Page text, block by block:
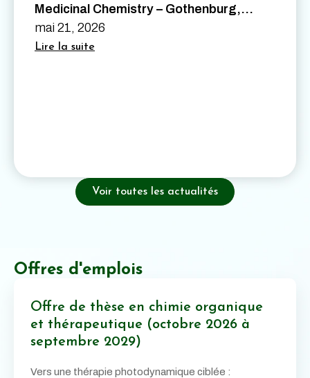
Medicinal Chemistry – Gothenburg,
Sweden – August 26th to 28th 2026
mai 21, 2026
Lire la suite
Voir toutes les actualités
Offres d'emplois
Offre de thèse en chimie organique
et thérapeutique (octobre 2026 à
septembre 2029)
Vers une thérapie photodynamique ciblée :